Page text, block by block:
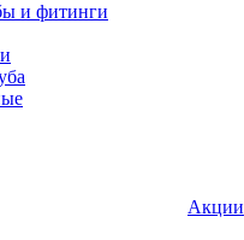
и фитинги
Акции